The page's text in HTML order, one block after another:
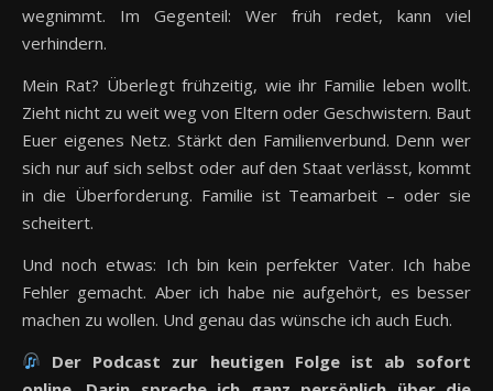
wegnimmt. Im Gegenteil: Wer früh redet, kann viel
verhindern.
Mein Rat? Überlegt frühzeitig, wie ihr Familie leben wollt.
Zieht nicht zu weit weg von Eltern oder Geschwistern. Baut
Euer eigenes Netz. Stärkt den Familienverbund. Denn wer
sich nur auf sich selbst oder auf den Staat verlässt, kommt
in die Überforderung. Familie ist Teamarbeit – oder sie
scheitert.
Und noch etwas: Ich bin kein perfekter Vater. Ich habe
Fehler gemacht. Aber ich habe nie aufgehört, es besser
machen zu wollen. Und genau das wünsche ich auch Euch.
Der Podcast zur heutigen Folge ist ab sofort